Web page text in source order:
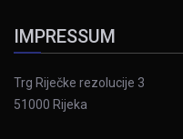
IMPRESSUM
Trg Riječke rezolucije 3
51000 Rijeka